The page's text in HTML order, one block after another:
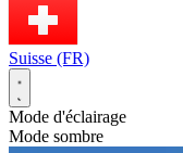
Suisse (FR)
Mode d'éclairage
Mode sombre